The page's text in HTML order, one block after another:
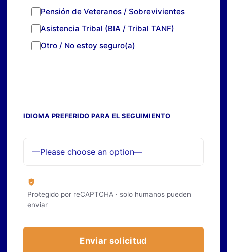
Pensión de Veteranos / Sobrevivientes
Asistencia Tribal (BIA / Tribal TANF)
Otro / No estoy seguro(a)
IDIOMA PREFERIDO PARA EL SEGUIMIENTO
Protegido por reCAPTCHA · solo humanos pueden
enviar